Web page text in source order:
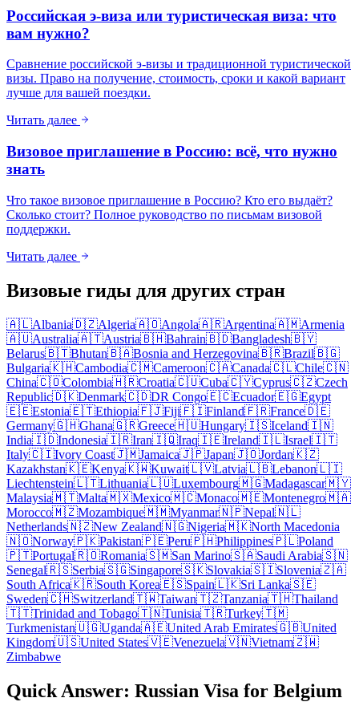
Российская э-виза или туристическая виза: что
вам нужно?
Сравнение российской э-визы и традиционной туристической
визы. Право на получение, стоимость, сроки и какой вариант
лучше для вашей поездки.
Читать далее
Визовое приглашение в Россию: всё, что нужно
знать
Что такое визовое приглашение в Россию? Кто его выдаёт?
Сколько стоит? Полное руководство по письмам визовой
поддержки.
Читать далее
Визовые гиды для других стран
🇦🇱Albania🇩🇿Algeria🇦🇴Angola🇦🇷Argentina🇦🇲Armenia
🇦🇺Australia🇦🇹Austria🇧🇭Bahrain🇧🇩Bangladesh🇧🇾
Belarus🇧🇹Bhutan🇧🇦Bosnia and Herzegovina🇧🇷Brazil🇧🇬
Bulgaria🇰🇭Cambodia🇨🇲Cameroon🇨🇦Canada🇨🇱Chile🇨🇳
China🇨🇴Colombia🇭🇷Croatia🇨🇺Cuba🇨🇾Cyprus🇨🇿Czech
Republic🇩🇰Denmark🇨🇩DR Congo🇪🇨Ecuador🇪🇬Egypt
🇪🇪Estonia🇪🇹Ethiopia🇫🇯Fiji🇫🇮Finland🇫🇷France🇩🇪
Germany🇬🇭Ghana🇬🇷Greece🇭🇺Hungary🇮🇸Iceland🇮🇳
India🇮🇩Indonesia🇮🇷Iran🇮🇶Iraq🇮🇪Ireland🇮🇱Israel🇮🇹
Italy🇨🇮Ivory Coast🇯🇲Jamaica🇯🇵Japan🇯🇴Jordan🇰🇿
Kazakhstan🇰🇪Kenya🇰🇼Kuwait🇱🇻Latvia🇱🇧Lebanon🇱🇮
Liechtenstein🇱🇹Lithuania🇱🇺Luxembourg🇲🇬Madagascar🇲🇾
Malaysia🇲🇹Malta🇲🇽Mexico🇲🇨Monaco🇲🇪Montenegro🇲🇦
Morocco🇲🇿Mozambique🇲🇲Myanmar🇳🇵Nepal🇳🇱
Netherlands🇳🇿New Zealand🇳🇬Nigeria🇲🇰North Macedonia
🇳🇴Norway🇵🇰Pakistan🇵🇪Peru🇵🇭Philippines🇵🇱Poland
🇵🇹Portugal🇷🇴Romania🇸🇲San Marino🇸🇦Saudi Arabia🇸🇳
Senegal🇷🇸Serbia🇸🇬Singapore🇸🇰Slovakia🇸🇮Slovenia🇿🇦
South Africa🇰🇷South Korea🇪🇸Spain🇱🇰Sri Lanka🇸🇪
Sweden🇨🇭Switzerland🇹🇼Taiwan🇹🇿Tanzania🇹🇭Thailand
🇹🇹Trinidad and Tobago🇹🇳Tunisia🇹🇷Turkey🇹🇲
Turkmenistan🇺🇬Uganda🇦🇪United Arab Emirates🇬🇧United
Kingdom🇺🇸United States🇻🇪Venezuela🇻🇳Vietnam🇿🇼
Zimbabwe
Quick Answer: Russian Visa for Belgium